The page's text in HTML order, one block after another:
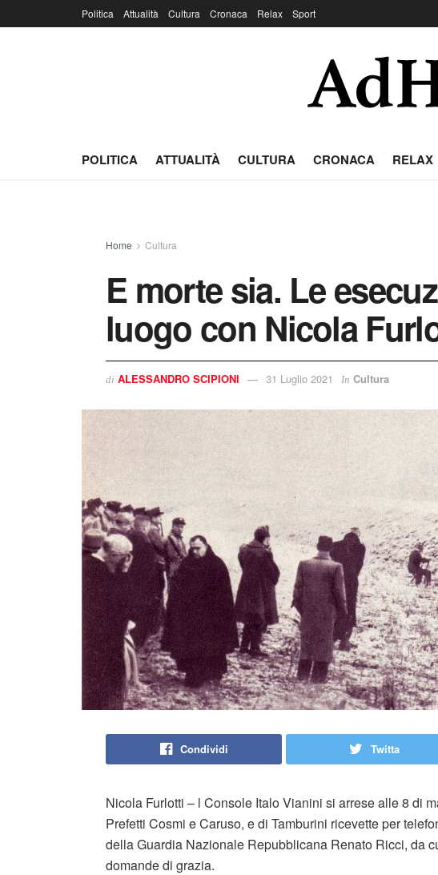
Politica Attualità Cultura Cronaca Relax Sport
POLITICA ATTUALITÀ CULTURA CRONACA RELAX
Home Cultura
E morte sia. Le
luogo con Nicola
di ALESSANDRO SCIPIONI 31 Luglio 2021 In Cultura
Condividi Twitta
Nicola Furlotti – l Console Italo Vianini si arrese alle 8 di
Prefetti Cosmi e Caruso, e di Tamburini ricevette per
della Guardia Nazionale Repubblicana Renato Ricci, da
domande di grazia.